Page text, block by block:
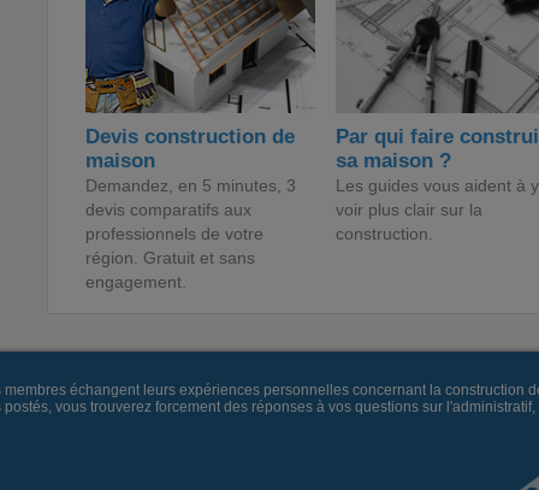
Devis construction de
maison
Demandez, en 5 minutes, 3
devis comparatifs aux
professionnels de votre
région. Gratuit et sans
engagement.
Par qui faire
sa maison ?
Les guides vous aident à y
voir plus clair sur la
construction.
échangent leurs expériences personnelles concernant la construction
vous trouverez forcement des réponses à vos questions sur